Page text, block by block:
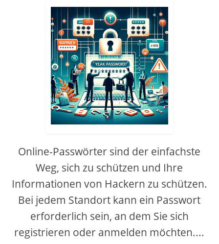
Online-Passwörter sind der einfachste
Weg, sich zu schützen und Ihre
Informationen von Hackern zu schützen.
Bei jedem Standort kann ein Passwort
erforderlich sein, an dem Sie sich
registrieren oder anmelden möchten....